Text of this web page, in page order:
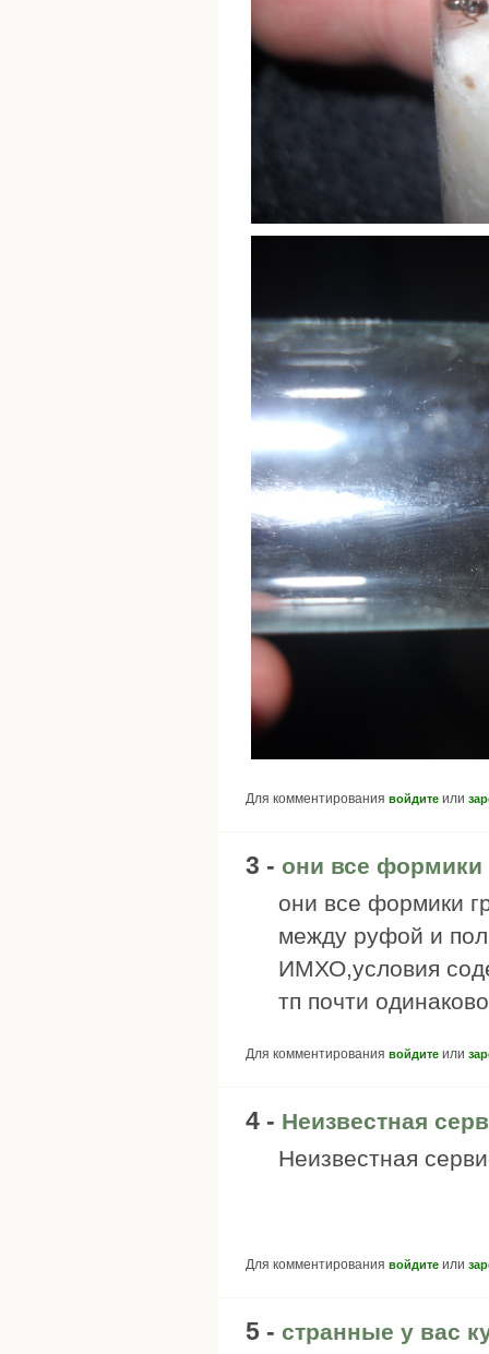
Для комментирования войдите или
3 - они все
они все формики
между руфой и
ИМХО,условия
тп почти одинаково
Для комментирования войдите или
4 - Неизвестная
Неизвестная
Для комментирования войдите или
5 - странные у вас